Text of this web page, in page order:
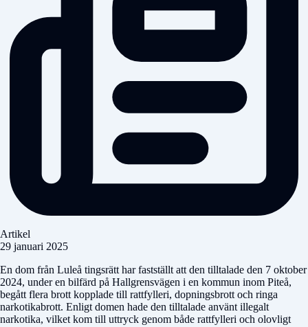
Artikel
29 januari 2025
En dom från Luleå tingsrätt har fastställt att den tilltalade den 7 oktober
2024, under en bilfärd på Hallgrensvägen i en kommun inom Piteå,
begått flera brott kopplade till rattfylleri, dopningsbrott och ringa
narkotikabrott. Enligt domen hade den tilltalade använt illegalt
narkotika, vilket kom till uttryck genom både rattfylleri och olovligt